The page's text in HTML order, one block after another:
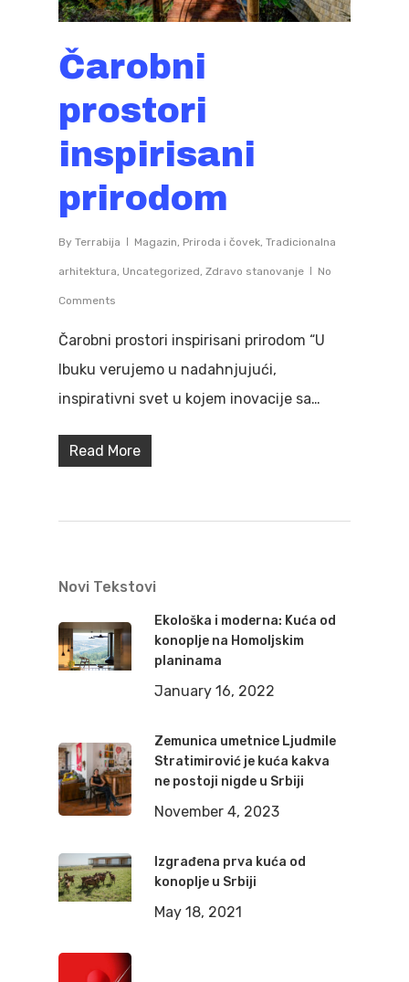
Čarobni
prostori
inspirisani
prirodom
By Terrabija Magazin, Priroda i čovek, Tradicionalna
arhitektura, Uncategorized, Zdravo stanovanje No
Comments
Čarobni prostori inspirisani prirodom “U
Ibuku verujemo u nadahnjujući,
inspirativni svet u kojem inovacije sa…
Read More
Novi Tekstovi
Ekološka i moderna: Kuća od
konoplje na Homoljskim
planinama
January 16, 2022
Zemunica umetnice Ljudmile
Stratimirović je kuća kakva
ne postoji nigde u Srbiji
November 4, 2023
Izgrađena prva kuća od
konoplje u Srbiji
May 18, 2021